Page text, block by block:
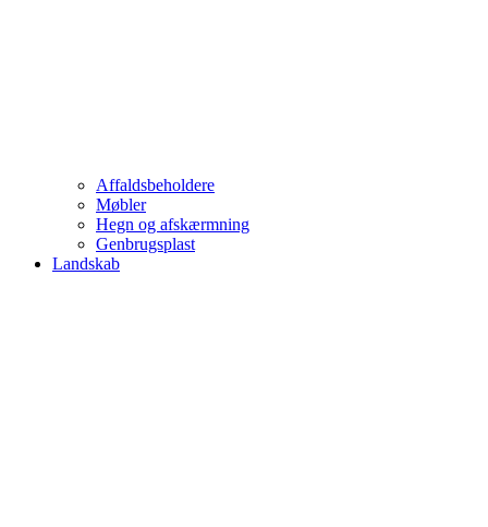
Affaldsbeholdere
Møbler
Hegn og afskærmning
Genbrugsplast
Landskab